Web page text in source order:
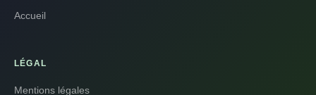
Accueil
LÉGAL
Mentions légales